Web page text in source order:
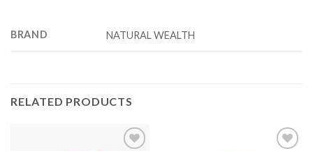
BRAND NATURAL WEALTH
RELATED PRODUCTS